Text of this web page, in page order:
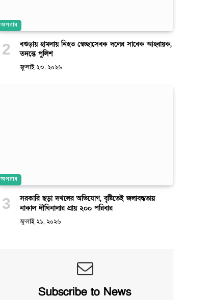
অপরাধ
বগুড়ায় হামলায় নিহত স্বেচ্ছাসেবক দলের সাবেক আহ্বায়ক,
তদন্তে পুলিশ
জুলাই ২৩, ২০২৬
অপরাধ
সরকারি ছড়া দখলের অভিযোগ, বৃষ্টিতেই জলাবদ্ধতায়
নাকাল দীঘিনালার প্রায় ২০০ পরিবার
জুলাই ২১, ২০২৬
Subscribe to News